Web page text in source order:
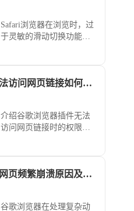
Safari浏览器在浏览时，过
于灵敏的滑动切换功能常
案，助您精简操作手感，
时的专注度与操作精准
性。
谷歌浏览器插件无法访问网页链接如何检查权限
介绍谷歌浏览器插件无法
访问网页链接时的权限检
谷歌浏览器手机版网页频繁崩溃原因及解决方法
谷歌浏览器在处理复杂动